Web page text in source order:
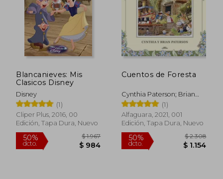
Blancanieves: Mis
Clasicos Disney
Disney
(1)
Cliper Plus, 2016, 00
Edición, Tapa Dura, Nuevo
Cuentos de Foresta
Cynthia Paterson; Brian
Paterson
(1)
Alfaguara, 2021, 001
Edición, Tapa Dura, Nuevo